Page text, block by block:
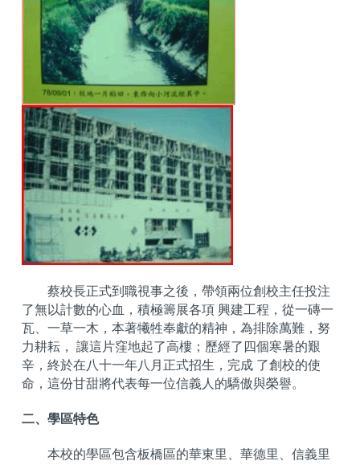
蔡校長正式到職視事之後，帶領兩位創校主任投注
了無以計數的心血，積極籌展各項 興建工程，從一磚一
瓦、一草一木，本著犧牲奉獻的精神，為排除萬難，努
力耕耘， 讓這片窪地起了高樓；歷經了四個寒暑的艱
辛，終於在八十一年八月正式招生，完成 了創校的使
命，這份甘甜將代表每一位信義人的驕傲與榮譽。
二、學區特色
本校的學區包含板橋區的華東里、華德里、信義里